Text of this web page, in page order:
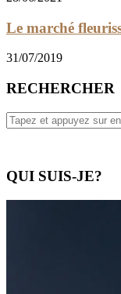
Le marché
31/07/2019
RECHERCHER
QUI SUIS-JE?